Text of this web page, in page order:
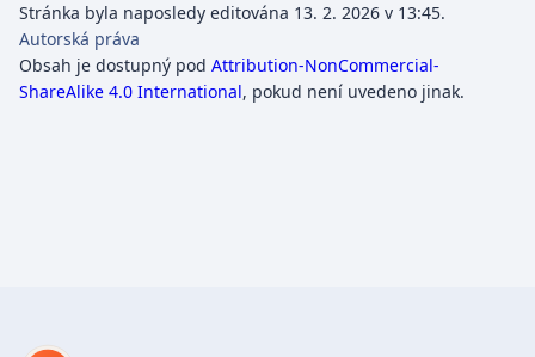
Stránka byla naposledy editována 13. 2. 2026 v 13:45.
Autorská práva
Obsah je dostupný pod Attribution-NonCommercial-
ShareAlike 4.0 International, pokud není uvedeno jinak.